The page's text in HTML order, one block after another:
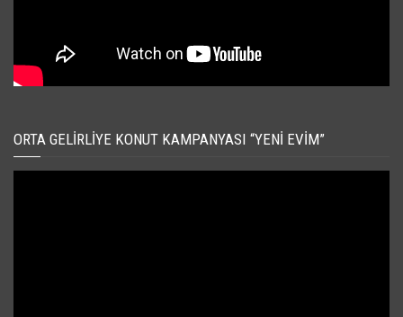
ORTA GELIRLIYE KONUT KAMPANYASI “YENI EVIM”